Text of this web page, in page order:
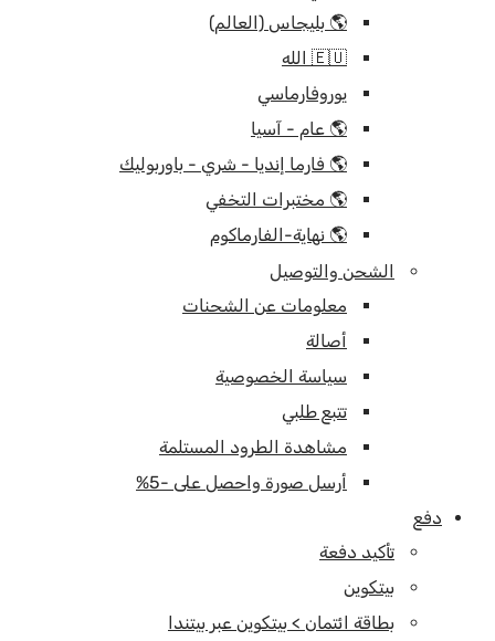
🌎 بليجاس (العالم)
🇪🇺 الله
يوروفارماسي
🌎 عام - آسيا
🌎 فارما إنديا - شري - باوربوليك
🌎 مختبرات التخفي
🌎 نهاية-الفارماكوم
الشحن والتوصيل
معلومات عن الشحنات
أصالة
سياسة الخصوصية
تتبع طلبي
مشاهدة الطرود المستلمة
أرسل صورة واحصل على -5%
دفع
تأكيد دفعة
بيتكوين
بطاقة ائتمان > بيتكوين عبر بيتندا